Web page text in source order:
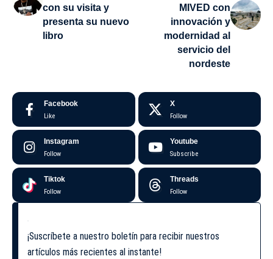
con su visita y
presenta su nuevo
libro
MIVED con
innovación y
modernidad al
servicio del
nordeste
Facebook
Like
X
Follow
Instagram
Follow
Youtube
Subscribe
Tiktok
Follow
Threads
Follow
¡Suscríbete a nuestro boletín para recibir nuestros
artículos más recientes al instante!